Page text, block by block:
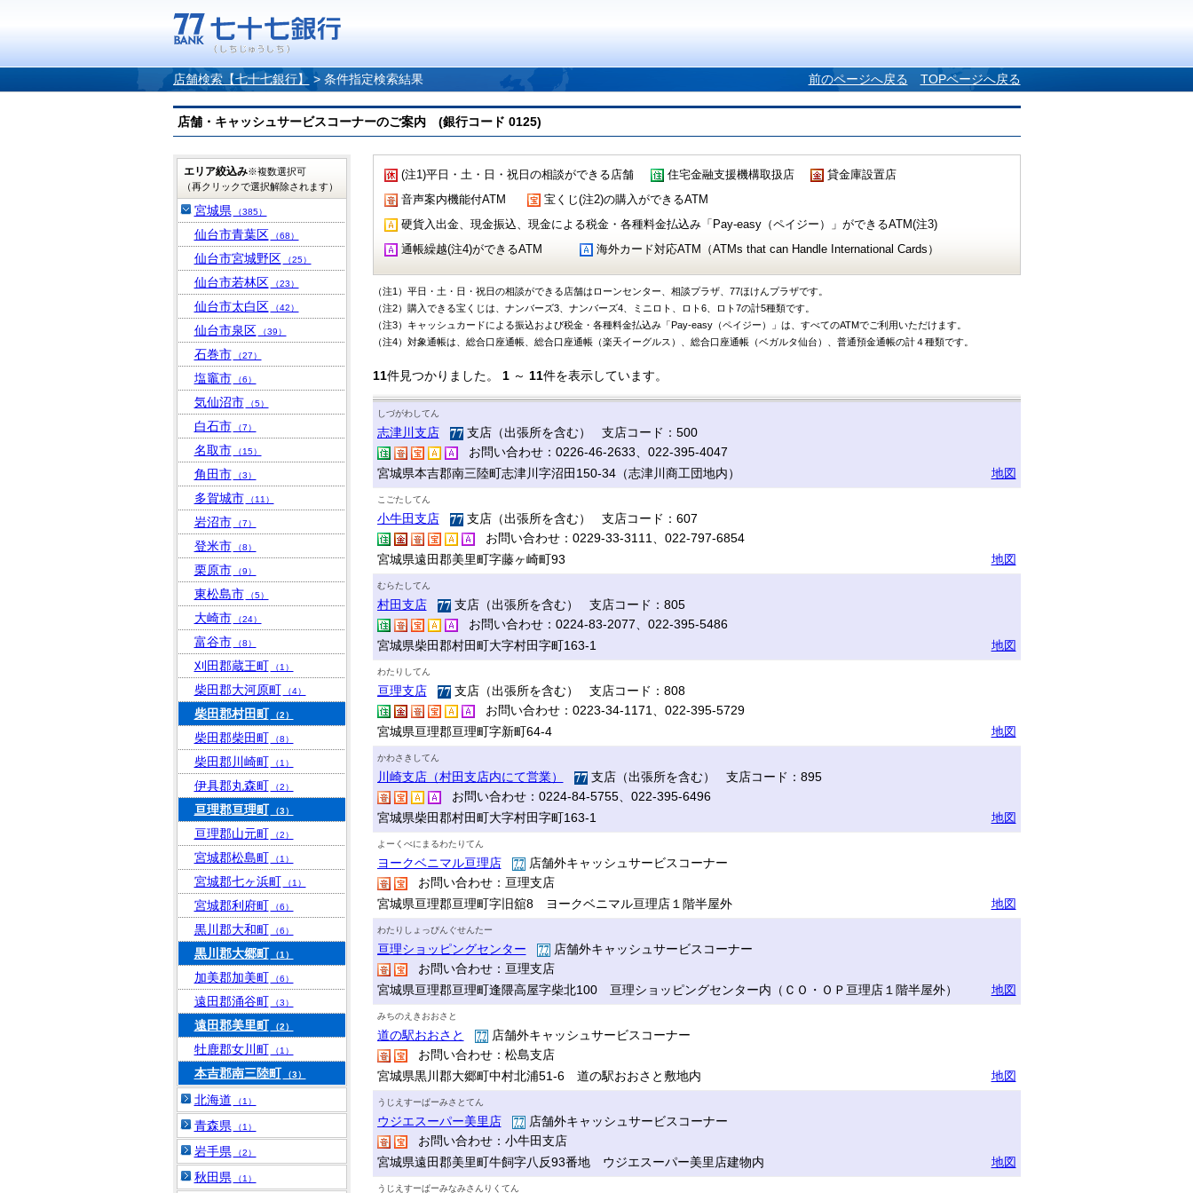
店舗検索【七十七銀行】 > 条件指定検索結果 前のページへ戻る TOPページへ戻る
店舗・キャッシュサービスコーナーのご案内 (銀行コード 0125)
(注1)平日・土・日・祝日の相談ができる店舗 住宅金融支援機構取扱店
貸金庫設置店
音声案内機能付ATM
宝くじ(注2)の購入ができるATM
硬貨入出金、現金振込、現金による税金・各種料金払込み「Pay-easy（ペイジー）」ができるATM(注3)
通帳繰越(注4)ができるATM
海外カード対応ATM（ATMs that can Handle International Cards）
（注1）平日・土・日・祝日の相談ができる店舗はローンセンター、相談プラザ、77ほけんプラザです。
（注2）購入できる宝くじは、ナンバーズ3、ナンバーズ4、ミニロト、ロト6、ロト7の計5種類です。
（注3）キャッシュカードによる振込および税金・各種料金払込み「Pay-easy（ペイジー）」は、すべてのATMでご利用いただけます。
（注4）対象通帳は、総合口座通帳、総合口座通帳（楽天イーグルス）、総合口座通帳（ベガルタ仙台）、普通預金通帳の計４種類です。
11件見つかりました。 1～ 11件を表示しています。
しづがわしてん
志津川支店
支店（出張所を含む） 支店コード：500
お問い合わせ：0226-46-2633、022-395-4047
宮城県本吉郡南三陸町志津川字沼田150-34（志津川商工団地内）
地図
こごたしてん
小牛田支店
支店（出張所を含む） 支店コード：607
お問い合わせ：0229-33-3111、022-797-6854
宮城県遠田郡美里町字藤ヶ崎町93
地図
むらたしてん
村田支店
支店（出張所を含む） 支店コード：805
お問い合わせ：0224-83-2077、022-395-5486
宮城県柴田郡村田町大字村田字町163-1
地図
わたりしてん
亘理支店
支店（出張所を含む） 支店コード：808
お問い合わせ：0223-34-1171、022-395-5729
宮城県亘理郡亘理町字新町64-4
地図
かわさきしてん
川崎支店（村田支店内にて営業）
支店（出張所を含む） 支店コード：895
お問い合わせ：0224-84-5755、022-395-6496
宮城県柴田郡村田町大字村田字町163-1
地図
よーくべにまるわたりてん
ヨークベニマル亘理店
店舗外キャッシュサービスコーナー
お問い合わせ：亘理支店
宮城県亘理郡亘理町字旧舘8 ヨークベニマル亘理店１階半屋外
地図
わたりしょっぴんぐせんたー
亘理ショッピングセンター
店舗外キャッシュサービスコーナー
お問い合わせ：亘理支店
宮城県亘理郡亘理町逢隈高屋字柴北100 亘理ショッピングセンター内（ＣＯ・ＯＰ亘理店１階半屋外）
地図
みちのえきおおさと
道の駅おおさと
店舗外キャッシュサービスコーナー
お問い合わせ：松島支店
宮城県黒川郡大郷町中村北浦51-6 道の駅おおさと敷地内
地図
うじえすーぱーみさとてん
ウジエスーパー美里店
店舗外キャッシュサービスコーナー
お問い合わせ：小牛田支店
宮城県遠田郡美里町牛飼字八反93番地 ウジエスーパー美里店建物内
地図
うじえすーぱーみなみさんりくてん
エリア絞込み※複数選択可
（再クリックで選択解除されます）
宮城県 （385）
仙台市青葉区 （68）
仙台市宮城野区 （25）
仙台市若林区 （23）
仙台市太白区 （42）
仙台市泉区 （39）
石巻市 （27）
塩竈市 （6）
気仙沼市 （5）
白石市 （7）
名取市 （15）
角田市 （3）
多賀城市 （11）
岩沼市 （7）
登米市 （8）
栗原市 （9）
東松島市 （5）
大崎市 （24）
富谷市 （8）
刈田郡蔵王町 （1）
柴田郡大河原町 （4）
柴田郡村田町 （2）
柴田郡柴田町 （8）
柴田郡川崎町 （1）
伊具郡丸森町 （2）
亘理郡亘理町 （3）
亘理郡山元町 （2）
宮城郡松島町 （1）
宮城郡七ヶ浜町 （1）
宮城郡利府町 （6）
黒川郡大和町 （6）
黒川郡大郷町 （1）
加美郡加美町 （6）
遠田郡涌谷町 （3）
遠田郡美里町 （2）
牡鹿郡女川町 （1）
本吉郡南三陸町 （3）
北海道 （1）
青森県 （1）
岩手県 （2）
秋田県 （1）